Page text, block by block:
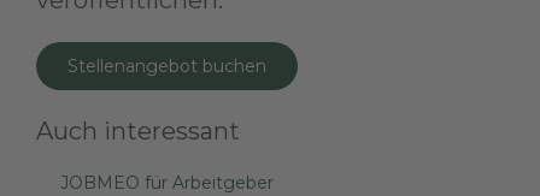
Stellenangebot buchen
Auch interessant
JOBMEO für Arbeitgeber